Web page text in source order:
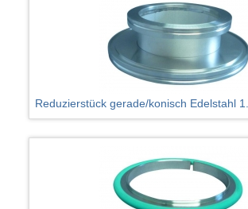
Reduzierstück gerade/konisch Edelstahl